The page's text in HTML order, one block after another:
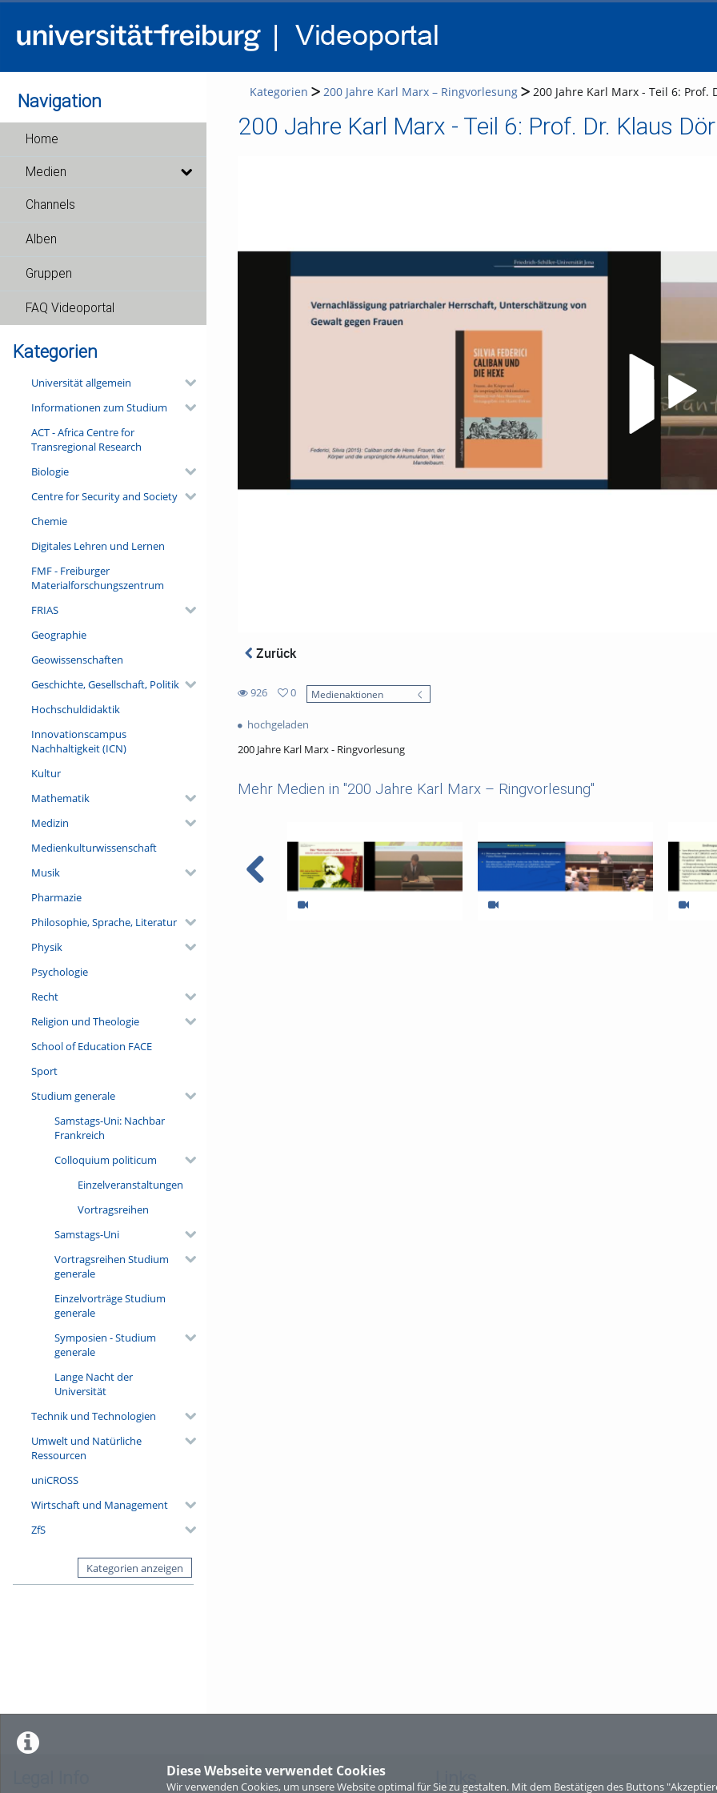
Diese Webseite verwendet Cookies
Wir verwenden Cookies, um unsere Website optimal für Sie zu gestalten. Mit dem Bestätigen des Buttons
Navigation
Home
Medien
Channels
Alben
Gruppen
FAQ Videoportal
Kategorien
Universität allgemein
Informationen zum Studium
ACT - Africa Centre for
Transregional Research
Biologie
Centre for Security and Society
Chemie
Digitales Lehren und Lernen
FMF - Freiburger
Materialforschungszentrum
FRIAS
Geographie
Geowissenschaften
Geschichte, Gesellschaft, Politik
Hochschuldidaktik
Innovationscampus
Nachhaltigkeit (ICN)
Kultur
Mathematik
Medizin
Medienkulturwissenschaft
Musik
Pharmazie
Philosophie, Sprache, Literatur
Physik
Psychologie
Recht
Religion und Theologie
School of Education FACE
Sport
Studium generale
Samstags-Uni: Nachbar
Frankreich
Colloquium politicum
Einzelveranstaltungen
Vortragsreihen
Samstags-Uni
Vortragsreihen Studium
generale
Einzelvorträge Studium
generale
Symposien - Studium
generale
Lange Nacht der
Universität
Technik und Technologien
Umwelt und Natürliche
Ressourcen
uniCROSS
Wirtschaft und Management
ZfS
Kategorien anzeigen
Kategorien 200 Jahre Karl Marx – Ringvorlesung 200 Jahre Karl Marx - Teil 6:
200 Jahre Karl Marx - Teil 6: Prof. Dr. Klaus
Zurück
926
views
0
favorites
Medienaktionen
hochgeladen
200 Jahre Karl Marx - Ringvorlesung
Mehr Medien in "200 Jahre Karl Marx – Ringvorlesung"
Links